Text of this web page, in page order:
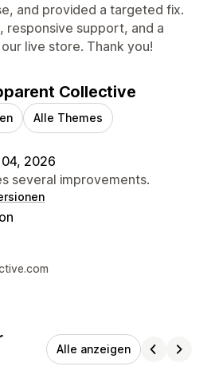
and provided a targeted fix.
responsive support, and a
live store. Thank you!
Collective
Alle Themes
2026
several improvements.
Alle anzeigen